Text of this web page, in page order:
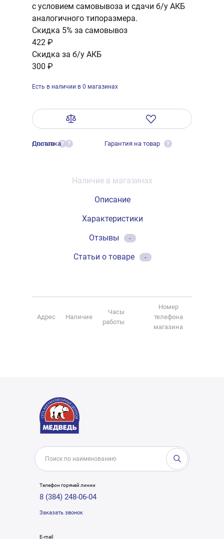
с условием самовывоза и сдачи б/у АКБ
аналогичного типоразмера.
Скидка 5% за самовывоз
422 ₽
Скидка за б/у АКБ
300 ₽
Есть в наличии в 0 магазинах
Оплата ?
Доставка ? Гарантия на товар ?
Наличие в магазинах
Описание
Характеристики
Отзывы
-
Статьи о товаре -
Адрес Наличие
Часы
работы
Номер
телефона
магазина
Телефон горячей линии
8 (384) 248-06-04
Заказать звонок
E-mail